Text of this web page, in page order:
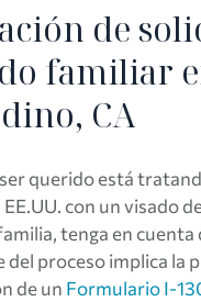
de
familiar
CA
querido está
con un visado
tenga en cuenta
del proceso implica la
de un Formulario I-